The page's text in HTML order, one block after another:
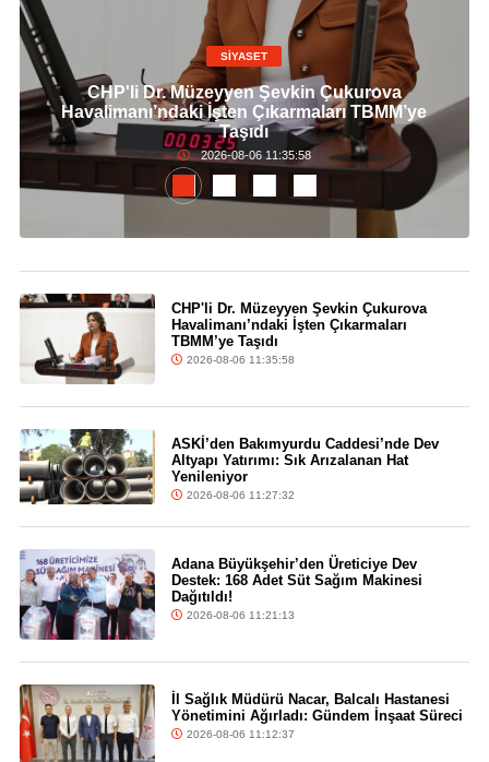
SİYASET
CHP'li Dr. Müzeyyen Şevkin Çukurova
Havalimanı’ndaki İşten Çıkarmaları TBMM’ye
Taşıdı
2026-08-06 11:35:58
CHP'li Dr. Müzeyyen Şevkin Çukurova
Havalimanı’ndaki İşten Çıkarmaları
TBMM’ye Taşıdı
2026-08-06 11:35:58
ASKİ’den Bakımyurdu Caddesi’nde Dev
Altyapı Yatırımı: Sık Arızalanan Hat
Yenileniyor
2026-08-06 11:27:32
Adana Büyükşehir’den Üreticiye Dev
Destek: 168 Adet Süt Sağım Makinesi
Dağıtıldı!
2026-08-06 11:21:13
İl Sağlık Müdürü Nacar, Balcalı Hastanesi
Yönetimini Ağırladı: Gündem İnşaat Süreci
2026-08-06 11:12:37